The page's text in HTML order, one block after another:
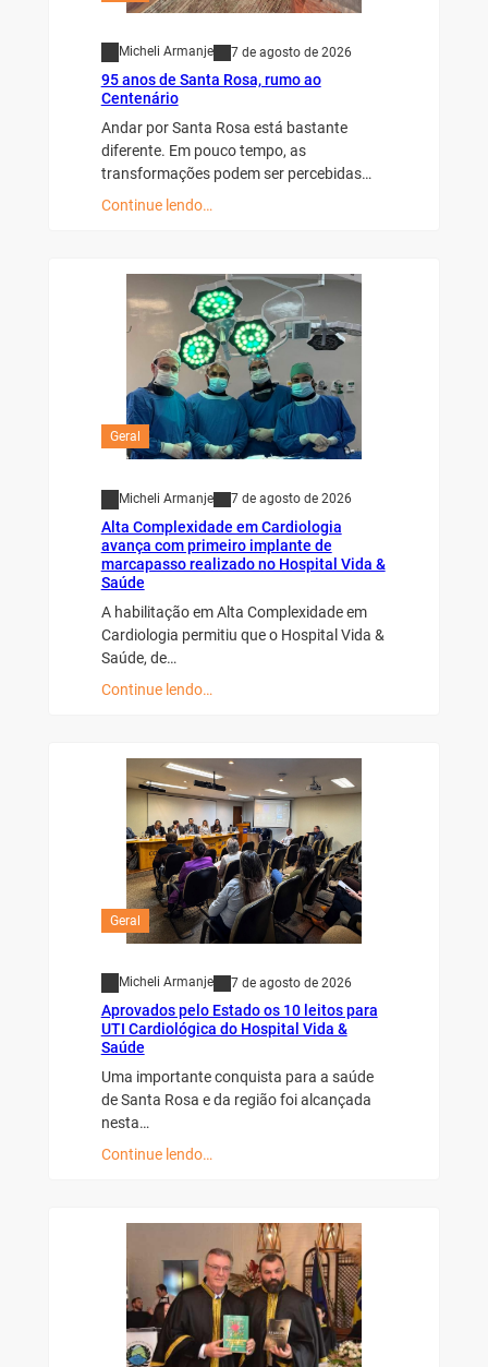
Micheli Armanje 7 de agosto de 2026
95 anos de Santa Rosa, rumo ao
Centenário
Andar por Santa Rosa está bastante
diferente. Em pouco tempo, as
transformações podem ser percebidas…
Continue lendo…
Geral
Micheli Armanje 7 de agosto de 2026
Alta Complexidade em Cardiologia
avança com primeiro implante de
marcapasso realizado no Hospital Vida &
Saúde
A habilitação em Alta Complexidade em
Cardiologia permitiu que o Hospital Vida &
Saúde, de…
Continue lendo…
Geral
Micheli Armanje 7 de agosto de 2026
Aprovados pelo Estado os 10 leitos para
UTI Cardiológica do Hospital Vida &
Saúde
Uma importante conquista para a saúde
de Santa Rosa e da região foi alcançada
nesta…
Continue lendo…